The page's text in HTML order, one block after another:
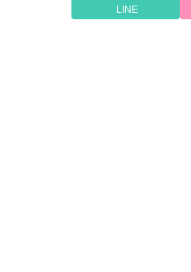
LINE